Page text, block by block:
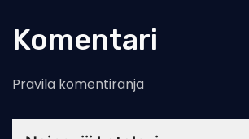
Komentari
Pravila komentiranja